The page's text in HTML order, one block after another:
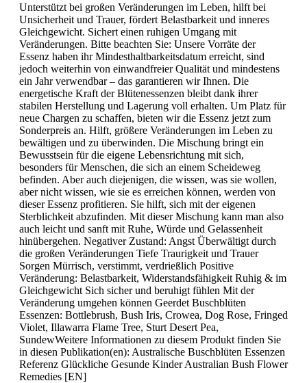
Unterstützt bei großen Veränderungen im Leben, hilft bei
Unsicherheit und Trauer, fördert Belastbarkeit und inneres
Gleichgewicht. Sichert einen ruhigen Umgang mit
Veränderungen. Bitte beachten Sie: Unsere Vorräte der
Essenz haben ihr Mindesthaltbarkeitsdatum erreicht, sind
jedoch weiterhin von einwandfreier Qualität und mindestens
ein Jahr verwendbar – das garantieren wir Ihnen. Die
energetische Kraft der Blütenessenzen bleibt dank ihrer
stabilen Herstellung und Lagerung voll erhalten. Um Platz für
neue Chargen zu schaffen, bieten wir die Essenz jetzt zum
Sonderpreis an. Hilft, größere Veränderungen im Leben zu
bewältigen und zu überwinden. Die Mischung bringt ein
Bewusstsein für die eigene Lebensrichtung mit sich,
besonders für Menschen, die sich an einem Scheideweg
befinden. Aber auch diejenigen, die wissen, was sie wollen,
aber nicht wissen, wie sie es erreichen können, werden von
dieser Essenz profitieren. Sie hilft, sich mit der eigenen
Sterblichkeit abzufinden. Mit dieser Mischung kann man also
auch leicht und sanft mit Ruhe, Würde und Gelassenheit
hinübergehen. Negativer Zustand: Angst Überwältigt durch
die großen Veränderungen Tiefe Traurigkeit und Trauer
Sorgen Mürrisch, verstimmt, verdrießlich Positive
Veränderung: Belastbarkeit, Widerstandsfähigkeit Ruhig & im
Gleichgewicht Sich sicher und beruhigt fühlen Mit der
Veränderung umgehen können Geerdet Buschblüten
Essenzen: Bottlebrush, Bush Iris, Crowea, Dog Rose, Fringed
Violet, Illawarra Flame Tree, Sturt Desert Pea,
SundewWeitere Informationen zu diesem Produkt finden Sie
in diesen Publikation(en): Australische Buschblüten Essenzen
Referenz Glückliche Gesunde Kinder Australian Bush Flower
Remedies [EN]